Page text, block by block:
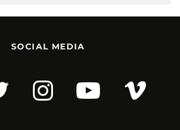
SOCIAL MEDIA